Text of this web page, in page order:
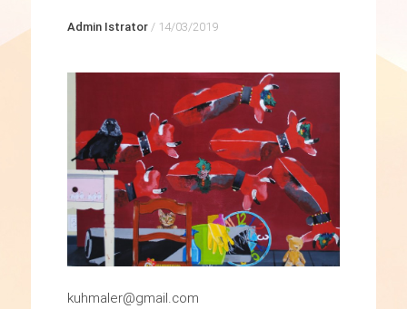
Admin Istrator/ 14/03/2019
kuhmaler@gmail.com